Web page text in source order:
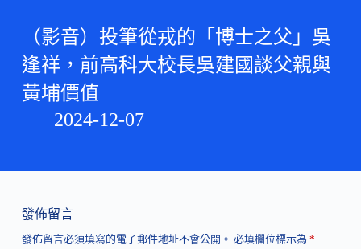
（影音）投筆從戎的「博士之父」吳
逢祥，前高科大校長吳建國談父親與
黃埔價值
2024-12-07
發佈留言
發佈留言必須填寫的電子郵件地址不會公開。 必填欄位標示為 *